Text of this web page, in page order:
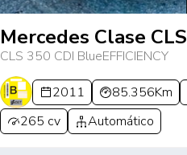
Mercedes Clase CLS
CLS 350 CDI BlueEFFICIENCY
2011 85.356Km
265 cv
Automático